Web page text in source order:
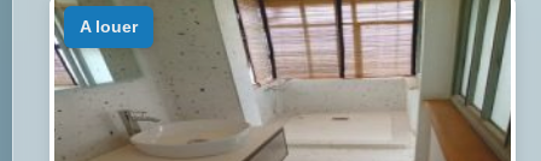
a louer